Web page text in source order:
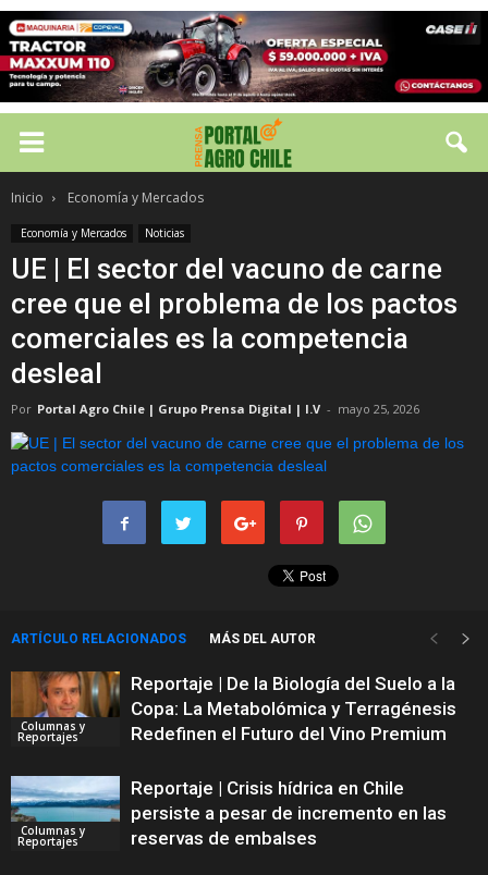
Inicio Economía y Mercados
Economía y Mercados Noticias
UE | El sector del vacuno de carne
cree que el problema de los pactos
comerciales es la competencia
desleal
Por Portal Agro Chile | Grupo Prensa Digital | I.V - mayo 25, 2026
ARTÍCULO RELACIONADOS MÁS DEL AUTOR
Columnas y
Reportajes
Reportaje | De la Biología del Suelo a la
Copa: La Metabolómica y Terragénesis
Redefinen el Futuro del Vino Premium
Columnas y
Reportajes
Reportaje | Crisis hídrica en Chile
persiste a pesar de incremento en las
reservas de embalses